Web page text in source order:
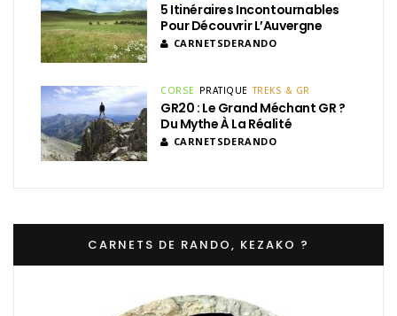
5 Itinéraires Incontournables
Pour Découvrir L’Auvergne
CARNETSDERANDO
CORSE PRATIQUE TREKS & GR
GR20 : Le Grand Méchant GR ?
Du Mythe À La Réalité
CARNETSDERANDO
CARNETS DE RANDO, KEZAKO ?